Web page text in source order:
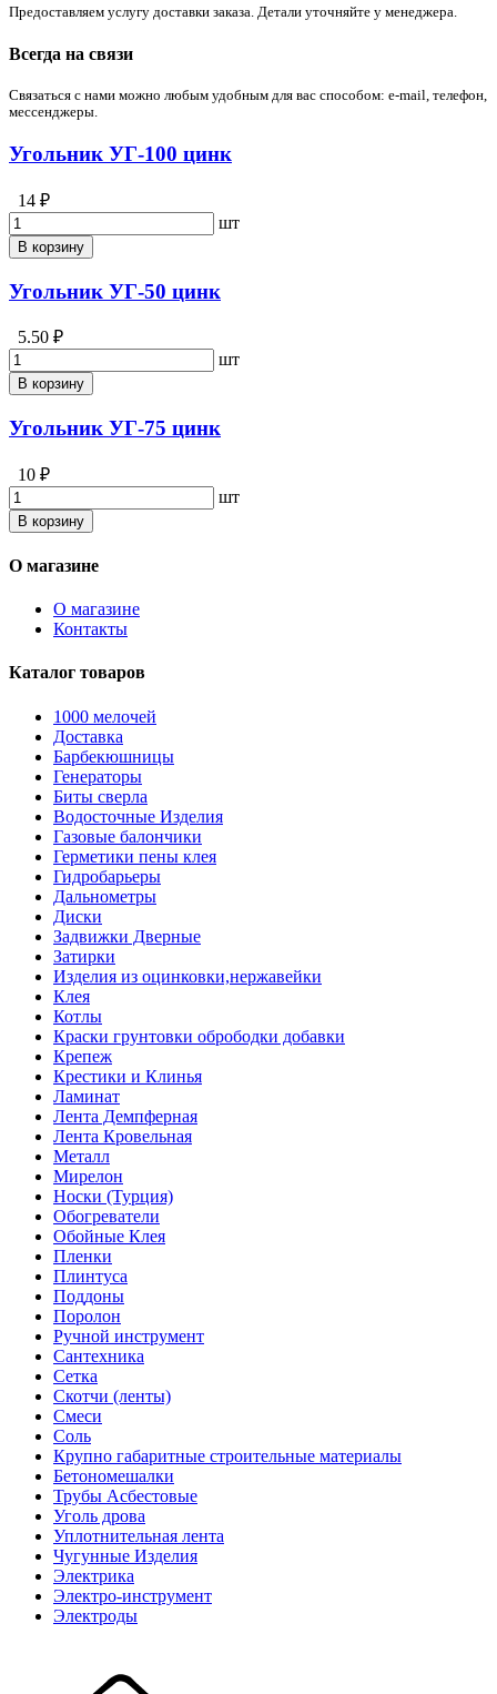
Предоставляем услугу доставки заказа. Детали уточняйте у менеджера.
Всегда на связи
Связаться с нами можно любым удобным для вас способом: e-mail, телефон,
мессенджеры.
Угольник УГ-100 цинк
14 ₽
шт
В корзину
Угольник УГ-50 цинк
5.50 ₽
шт
В корзину
Угольник УГ-75 цинк
10 ₽
шт
В корзину
О магазине
О магазине
Контакты
Каталог товаров
1000 мелочей
Доставка
Барбекюшницы
Генераторы
Биты сверла
Водосточные Изделия
Газовые балончики
Герметики пены клея
Гидробарьеры
Дальнометры
Диски
Задвижки Дверные
Затирки
Изделия из оцинковки,нержавейки
Клея
Котлы
Краски грунтовки обрободки добавки
Крепеж
Крестики и Клинья
Ламинат
Лента Демпферная
Лента Кровельная
Металл
Мирелон
Носки (Турция)
Обогреватели
Обойные Клея
Пленки
Плинтуса
Поддоны
Поролон
Ручной инструмент
Сантехника
Сетка
Скотчи (ленты)
Смеси
Соль
Крупно габаритные строительные материалы
Бетономешалки
Трубы Асбестовые
Уголь дрова
Уплотнительная лента
Чугунные Изделия
Электрика
Электро-инструмент
Электроды